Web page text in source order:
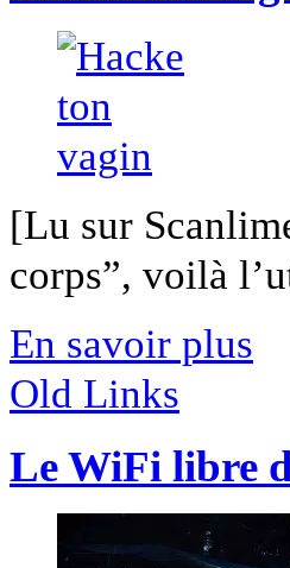
[Lu sur
corps”, voilà
En savoir plus
Old Links
Le WiFi libre